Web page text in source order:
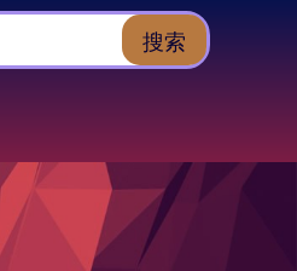
搜索